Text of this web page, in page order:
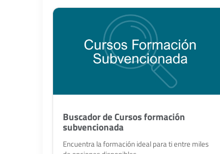
Buscador de Cursos formación
subvencionada
Encuentra la formación ideal para ti entre miles